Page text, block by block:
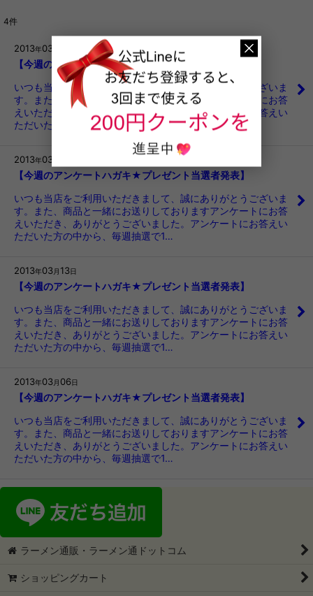
4件
2013年03
【今週のアンケートハガキ★プレゼント当選者発表】
いつも当店をご利用いただきまして、誠にありがとうございま
す。また、商品と一緒にお送りしておりますアンケートにお答
えいただき、ありがとうございました。アンケートにお答えい
ただいた方の中から、毎週抽選で1…
2013年03
【今週のアンケートハガキ★プレゼント当選者発表】
いつも当店をご利用いただきまして、誠にありがとうございま
す。また、商品と一緒にお送りしておりますアンケートにお答
えいただき、ありがとうございました。アンケートにお答えい
ただいた方の中から、毎週抽選で1…
2013年03月 13日
【今週のアンケートハガキ★プレゼント当選者発表】
いつも当店をご利用いただきまして、誠にありがとうございま
す。また、商品と一緒にお送りしておりますアンケートにお答
えいただき、ありがとうございました。アンケートにお答えい
ただいた方の中から、毎週抽選で1…
2013年03月 06 日
【今週のアンケートハガキ★プレゼント当選者発表】
いつも当店をご利用いただきまして、誠にありがとうございま
す。また、商品と一緒にお送りしておりますアンケートにお答
えいただき、ありがとうございました。アンケートにお答えい
ただいた方の中から、毎週抽選で1…
ラーメン通販・ラーメン通ドットコム
ショッピングカート